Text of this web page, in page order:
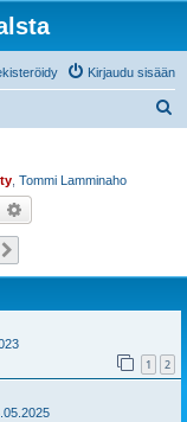
Kirjaudu sisään
Tommi Lamminaho
Etsi
1 2